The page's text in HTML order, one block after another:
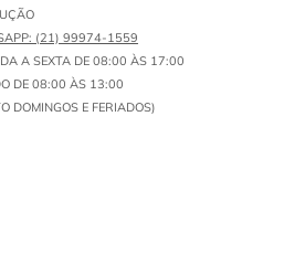
(21) 99974-1559
A SEXTA DE 08:00 ÀS 17:00
DE 08:00 ÀS 13:00
DOMINGOS E FERIADOS)